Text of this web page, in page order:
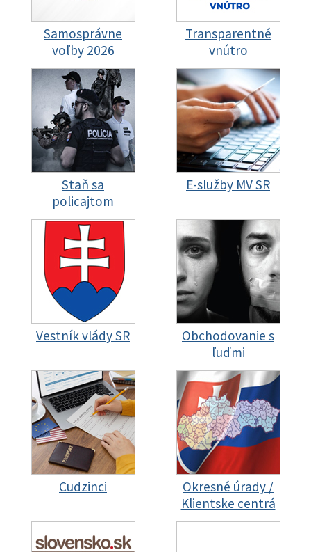
Samosprávne
voľby 2026
Transparentné
vnútro
Staň sa
policajtom
E-služby MV SR
Vestník vlády SR
Obchodovanie s
ľuďmi
Cudzinci
Okresné úrady /
Klientske centrá